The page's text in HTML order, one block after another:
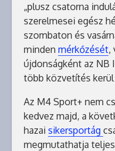
„plusz csatorna
szerelmesei egész
szombaton és
minden mérkőzését,
újdonságként az NB
több közvetítés kerül
Az M4 Sport+ nem
kedvez majd, a
hazai sikersportág
megmutathatja